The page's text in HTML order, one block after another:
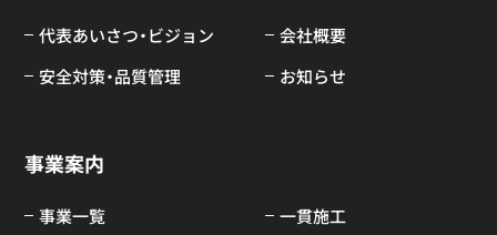
代表あいさつ・ビジョン
会社概要
安全対策・品質管理
お知らせ
事業案内
事業一覧
一貫施工